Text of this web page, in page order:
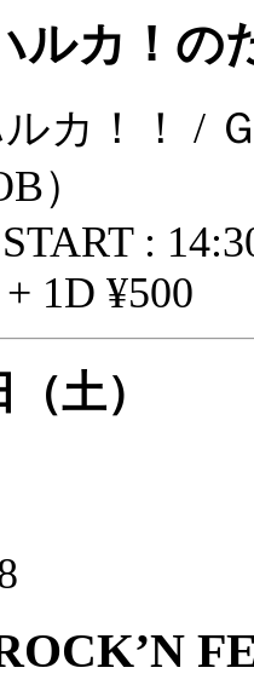
ルカ！の
カ！！ /
）
:
1D ¥500
土）